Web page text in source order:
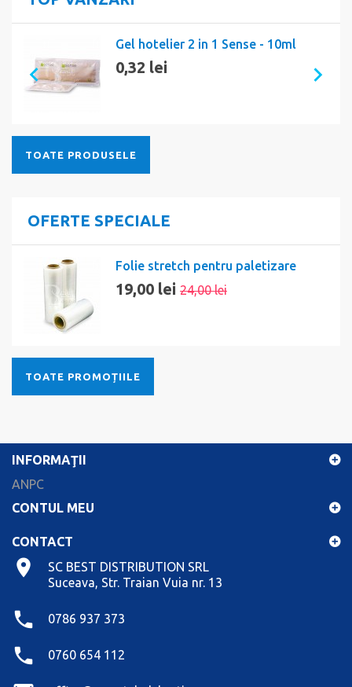
Gel hotelier 2 in 1 Sense - 10ml
0,32 lei
TOATE PRODUSELE
OFERTE SPECIALE
Folie stretch pentru paletizare
19,00 lei 24,00 lei
TOATE PROMOȚIILE
INFORMAŢII
ANPC
CONTUL MEU
CONTACT
SC BEST DISTRIBUTION SRL
Suceava, Str. Traian Vuia nr. 13
0786 937 373
0760 654 112